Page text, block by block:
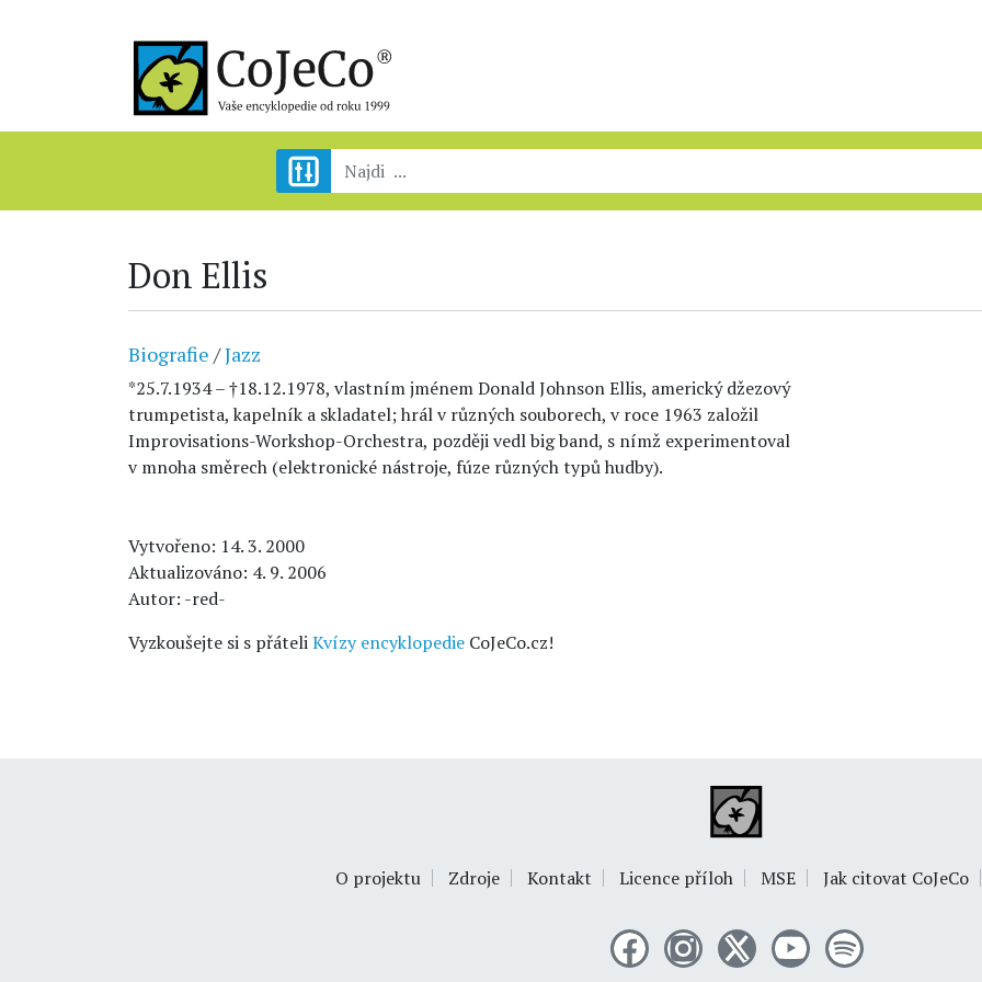
Don Ellis
Biografie /Jazz
*25.7.1934 – †18.12.1978, vlastním jménem Donald Johnson Ellis, americký džezový
trumpetista, kapelník a skladatel; hrál v různých souborech, v roce 1963 založil
Improvisations-Workshop-Orchestra, později vedl big band, s nímž experimentoval
v mnoha směrech (elektronické nástroje, fúze různých typů hudby).
Vytvořeno: 14. 3. 2000
Aktualizováno: 4. 9. 2006
Autor: -red-
Vyzkoušejte si s přáteliKvízy encyklopedie CoJeCo.cz!
O projektu Zdroje Kontakt Licence příloh MSE Jak citovat CoJeCo